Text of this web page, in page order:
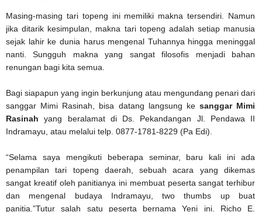
Masing-masing tari topeng ini memiliki makna tersendiri. Namun
jika ditarik kesimpulan, makna tari topeng adalah setiap manusia
sejak lahir ke dunia harus mengenal Tuhannya hingga meninggal
nanti. Sungguh makna yang sangat filosofis menjadi bahan
renungan bagi kita semua.
Bagi siapapun yang ingin berkunjung atau mengundang penari dari
sanggar Mimi Rasinah, bisa datang langsung ke sanggar Mimi
Rasinahyang beralamat di Ds. Pekandangan Jl. Pendawa II
Indramayu, atau melalui telp. 0877-1781-8229 (Pa Edi).
“Selama saya mengikuti beberapa seminar, baru kali ini ada
penampilan tari topeng daerah, sebuah acara yang dikemas
sangat kreatif oleh panitianya ini membuat peserta sangat terhibur
dan mengenal budaya Indramayu, two thumbs up buat
panitia.”Tutur salah satu peserta bernama Yeni ini. Richo E.